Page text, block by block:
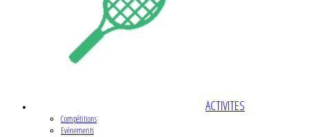
ACTIVITES
Compétitions
Evénements